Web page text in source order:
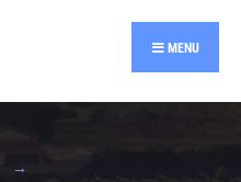
MENU